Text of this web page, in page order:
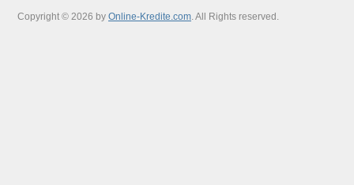
Copyright © 2026 by Online-Kredite.com. All Rights reserved.